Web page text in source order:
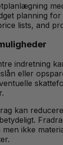
planning
lists, and
indretning
eller
kan
ikke